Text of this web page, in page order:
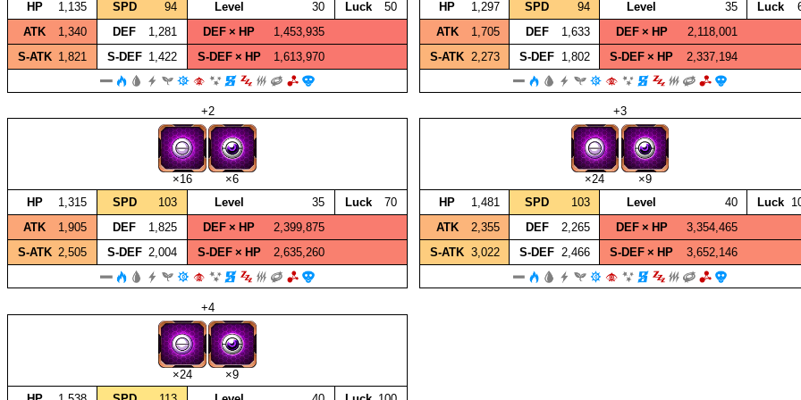
HP
1,135 SPD 94 Level 30 Luck
50
ATK
1,340 DEF 1,281 DEF × HP
1,453,935
S‑ATK 1,821 S‑DEF 1,422 S‑DEF × HP 1,613,970
HP
1,297 SPD 94 Level 35 Luck
ATK
1,705 DEF 1,633 DEF × HP
2,118,001
S‑ATK 2,273 S‑DEF 1,802 S‑DEF × HP 2,337,194
+2
×16
×6
HP
1,315 SPD 103 Level 35 Luck
70
ATK
1,905 DEF 1,825 DEF × HP
2,399,875
S‑ATK 2,505 S‑DEF 2,004 S‑DEF × HP 2,635,260
+3
×24
×9
HP
1,481 SPD 103 Level 40 Luck
ATK
2,355 DEF 2,265 DEF × HP
3,354,465
S‑ATK 3,022 S‑DEF 2,466 S‑DEF × HP 3,652,146
+4
×24
×9